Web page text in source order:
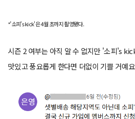
*'소피's kick'은 4월 초까지 촬영됐다.
시즌 2 여부는 아직 알 수 없지만 '소피's
맛있고 풍요롭게 한다면 더없이 기쁠 거예